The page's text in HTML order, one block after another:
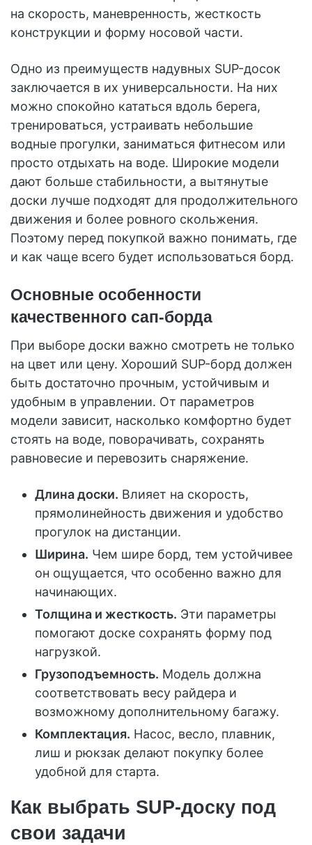
на скорость, маневренность, жесткость
конструкции и форму носовой части.
Одно из преимуществ надувных SUP-досок
заключается в их универсальности. На них
можно спокойно кататься вдоль берега,
тренироваться, устраивать небольшие
водные прогулки, заниматься фитнесом или
просто отдыхать на воде. Широкие модели
дают больше стабильности, а вытянутые
доски лучше подходят для продолжительного
движения и более ровного скольжения.
Поэтому перед покупкой важно понимать, где
и как чаще всего будет использоваться борд.
Основные особенности
качественного сап-борда
При выборе доски важно смотреть не только
на цвет или цену. Хороший SUP-борд должен
быть достаточно прочным, устойчивым и
удобным в управлении. От параметров
модели зависит, насколько комфортно будет
стоять на воде, поворачивать, сохранять
равновесие и перевозить снаряжение.
Длина доски. Влияет на скорость,
прямолинейность движения и удобство
прогулок на дистанции.
Ширина. Чем шире борд, тем устойчивее
он ощущается, что особенно важно для
начинающих.
Толщина и жесткость. Эти параметры
помогают доске сохранять форму под
нагрузкой.
Грузоподъемность. Модель должна
соответствовать весу райдера и
возможному дополнительному багажу.
Комплектация. Насос, весло, плавник,
лиш и рюкзак делают покупку более
удобной для старта.
Как выбрать SUP-доску под
свои задачи